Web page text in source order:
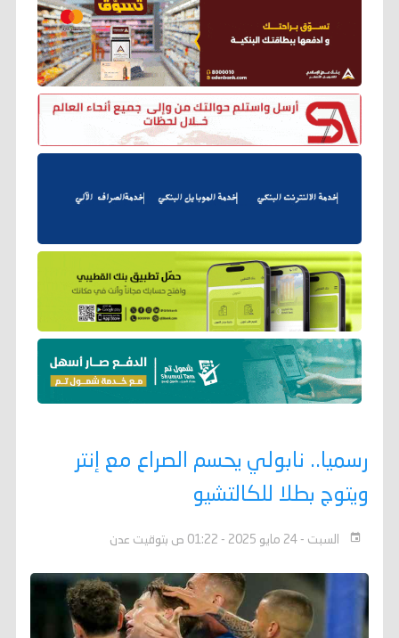
رسميا.. نابولي يحسم الصراع مع إنتر
ويتوج بطلا للكالتشيو
السبت - 24 مايو 2025 - 01:22 ص بتوقيت عدن